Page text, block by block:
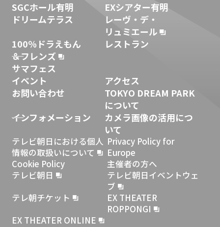
SGCホール有明
EXシアター有明
ドリームテラス
レーヴ・デ・
リュミエール
100％ドラえもん
＆フレンズ
レストラン
サマフェス
イベント
アクセス
お問い合わせ
TOKYO DREAM PARK
について
インフォメーション
カメラ画像の活用につ
いて
テレビ朝日における個人
情報の取扱いについて
Privacy Policy for
Europe
Cookie Policy
主催者の方へ
テレビ朝日
テレビ朝日イベントウェ
ブ
テレ朝チケット
EX THEATER
ROPPONGI
EX THEATER ONLINE